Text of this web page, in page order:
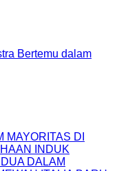
Bertemu dalam
MAYORITAS DI
INDUK
DALAM